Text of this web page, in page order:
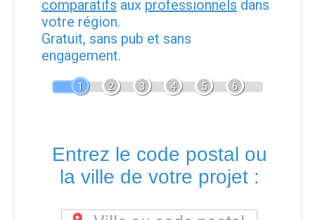
comparatifs aux professionnels dans
votre région.
Gratuit, sans pub et sans
engagement.
1 2 3 4 5 6
Entrez le code postal ou
la ville de votre projet :